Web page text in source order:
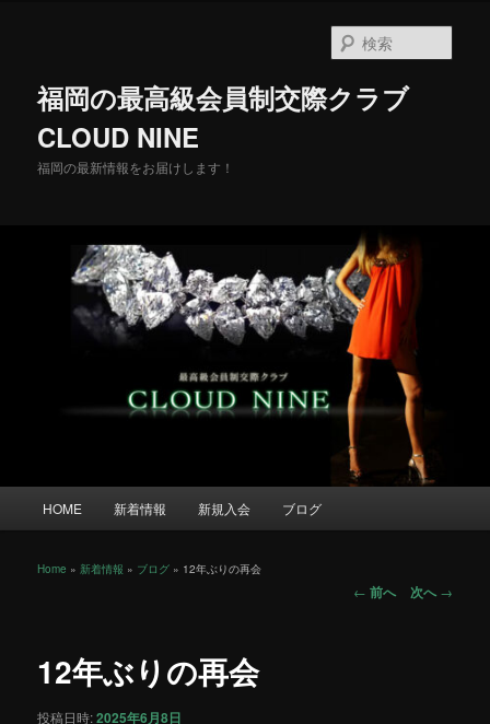
福岡の最高級会員制交際クラブ
CLOUD NINE
福岡の最新情報をお届けします！
索
HOME 新着情報 新規入会 ブログ
Home »新着情報 » ブログ » 12年ぶりの再会
投
← 前へ 次へ→
12年ぶりの再会
投稿日時:2025年6月8日